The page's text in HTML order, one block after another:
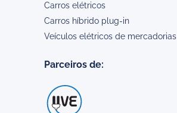
Carros elétricos
Carros híbrido plug-in
Veículos elétricos de mercadorias
Parceiros de: